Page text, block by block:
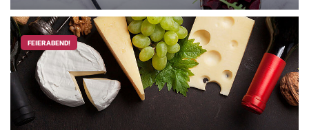
FEIERABEND!